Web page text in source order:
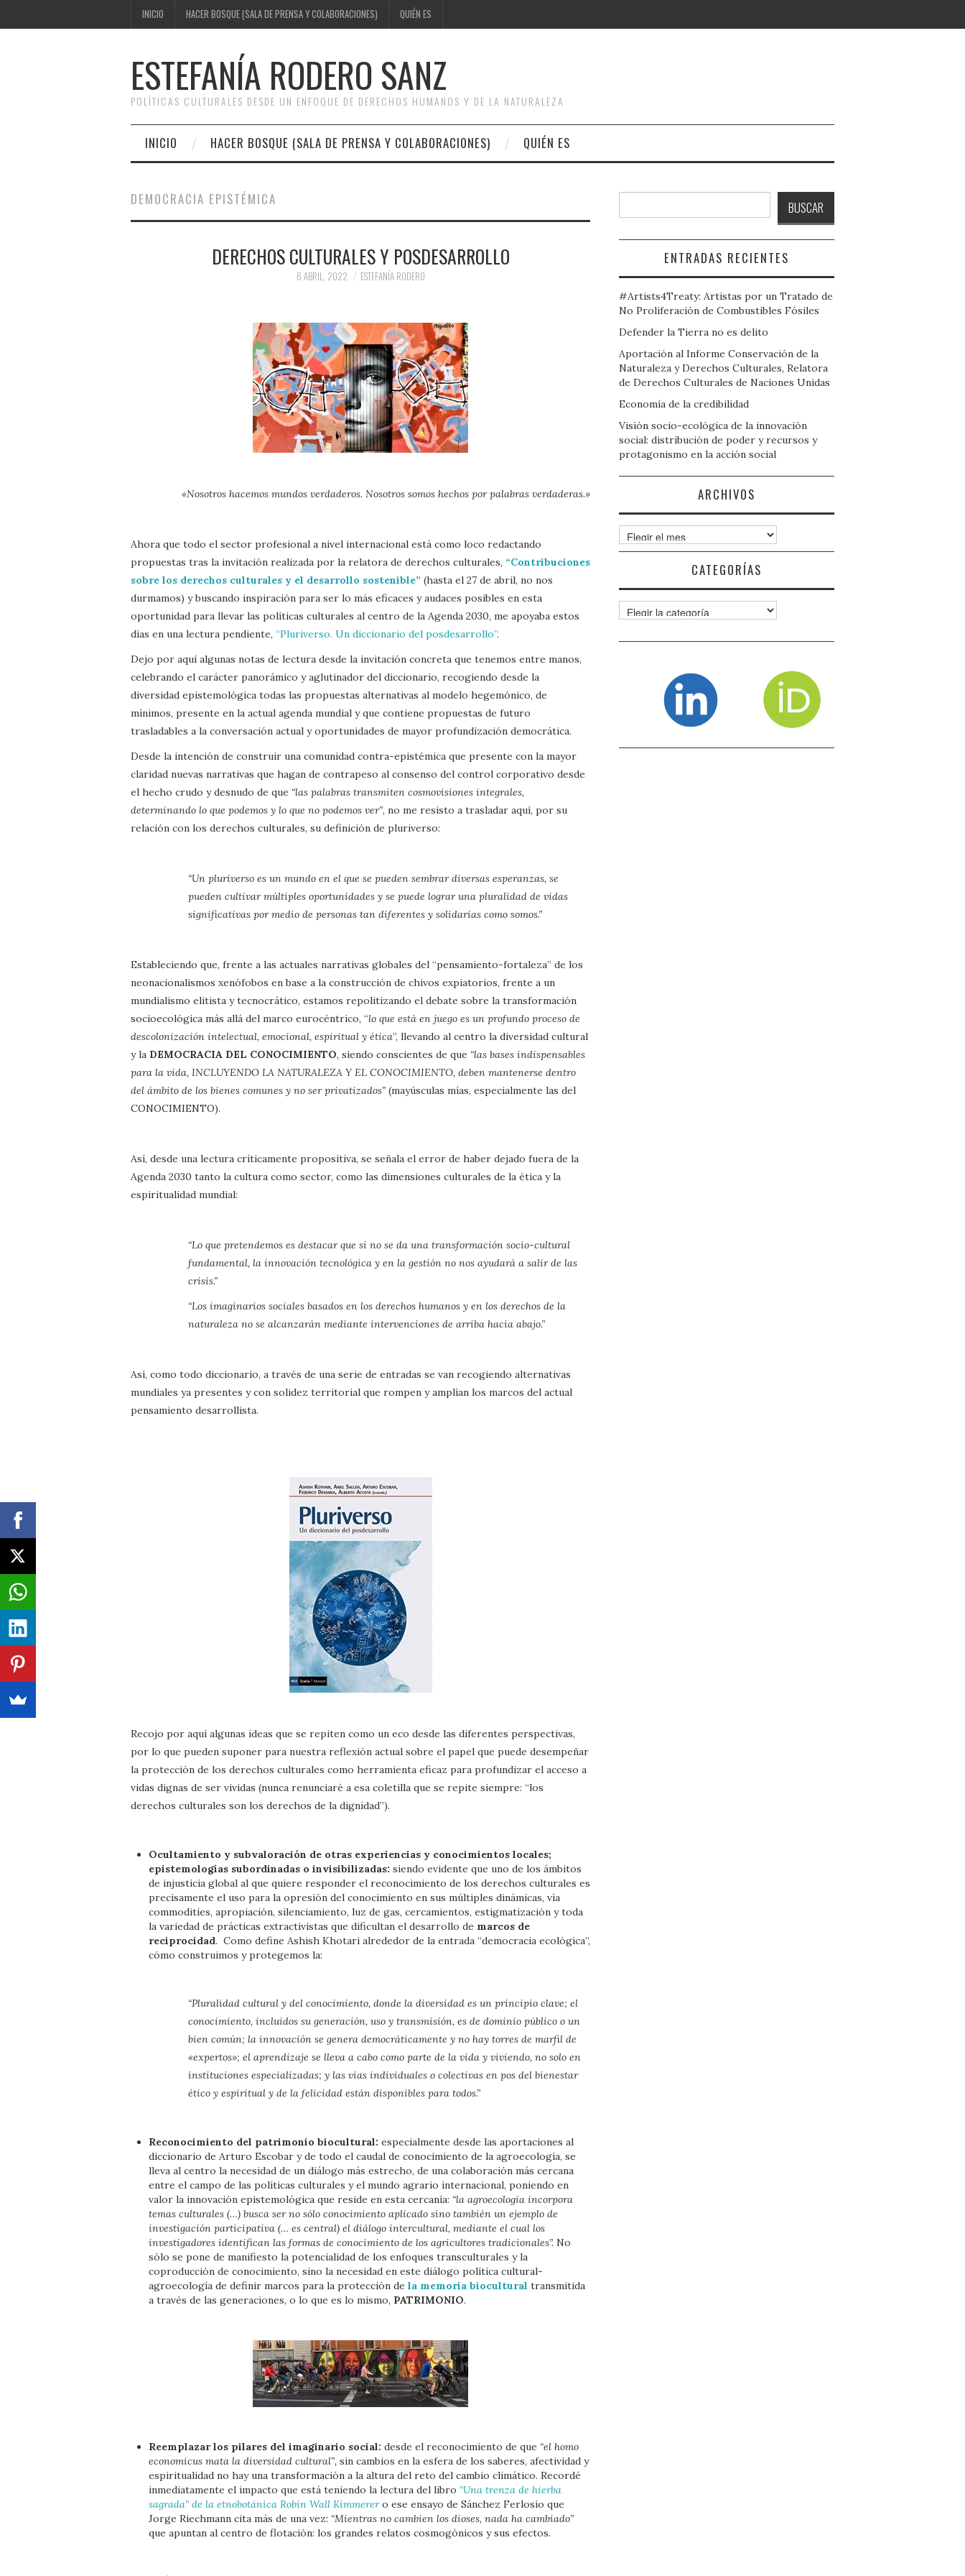
INICIO HACER BOSQUE (SALA DE PRENSA Y COLABORACIONES) QUIÉN ES
ESTEFANÍA RODERO SANZ
POLÍTICAS CULTURALES DESDE UN ENFOQUE DE DERECHOS HUMANOS Y DE LA NATURALEZA
INICIO HACER BOSQUE (SALA DE PRENSA Y COLABORACIONES) QUIÉN ES
DEMOCRACIA EPISTÉMICA
DERECHOS CULTURALES Y POSDESARROLLO
6 ABRIL, 2022 ESTEFANÍA RODERO
«Nosotros hacemos mundos verdaderos. Nosotros somos hechos por palabras verdaderas.»
Ahora que todo el sector profesional a nivel internacional está como loco redactando
propuestas tras la invitación realizada por la relatora de derechos culturales, “Contribuciones
sobre los derechos culturales y el desarrollo sostenible” (hasta el 27 de abril, no nos
durmamos) y buscando inspiración para ser lo más eficaces y audaces posibles en esta
oportunidad para llevar las políticas culturales al centro de la Agenda 2030, me apoyaba estos
días en una lectura pendiente, “Pluriverso. Un diccionario del posdesarrollo”.
Dejo por aquí algunas notas de lectura desde la invitación concreta que tenemos entre manos,
celebrando el carácter panorámico y aglutinador del diccionario, recogiendo desde la
diversidad epistemológica todas las propuestas alternativas al modelo hegemónico, de
mínimos, presente en la actual agenda mundial y que contiene propuestas de futuro
trasladables a la conversación actual y oportunidades de mayor profundización democrática.
Desde la intención de construir una comunidad contra-epistémica que presente con la mayor
claridad nuevas narrativas que hagan de contrapeso al consenso del control corporativo desde
el hecho crudo y desnudo de que “las palabras transmiten cosmovisiones integrales,
determinando lo que podemos y lo que no podemos ver”, no me resisto a trasladar aquí, por su
relación con los derechos culturales, su definición de pluriverso:
“Un pluriverso es un mundo en el que se pueden sembrar diversas esperanzas, se
pueden cultivar múltiples oportunidades y se puede lograr una pluralidad de vidas
significativas por medio de personas tan diferentes y solidarias como somos.”
Estableciendo que, frente a las actuales narrativas globales del “pensamiento-fortaleza” de los
neonacionalismos xenófobos en base a la construcción de chivos expiatorios, frente a un
mundialismo elitista y tecnocrático, estamos repolitizando el debate sobre la transformación
socioecológica más allá del marco eurocéntrico, “lo que está en juego es un profundo proceso de
descolonización intelectual, emocional, espiritual y ética”, llevando al centro la diversidad cultural
y la DEMOCRACIA DEL CONOCIMIENTO, siendo conscientes de que “las bases indispensables
para la vida, INCLUYENDO LA NATURALEZA Y EL CONOCIMIENTO, deben mantenerse dentro
del ámbito de los bienes comunes y no ser privatizados” (mayúsculas mías, especialmente las del
CONOCIMIENTO).
Así, desde una lectura críticamente propositiva, se señala el error de haber dejado fuera de la
Agenda 2030 tanto la cultura como sector, como las dimensiones culturales de la ética y la
espiritualidad mundial:
“Lo que pretendemos es destacar que si no se da una transformación socio-cultural
fundamental, la innovación tecnológica y en la gestión no nos ayudará a salir de las
crisis.”
“Los imaginarios sociales basados en los derechos humanos y en los derechos de la
naturaleza no se alcanzarán mediante intervenciones de arriba hacia abajo.”
Así, como todo diccionario, a través de una serie de entradas se van recogiendo alternativas
mundiales ya presentes y con solidez territorial que rompen y amplían los marcos del actual
pensamiento desarrollista.
Recojo por aquí algunas ideas que se repiten como un eco desde las diferentes perspectivas,
por lo que pueden suponer para nuestra reflexión actual sobre el papel que puede desempeñar
la protección de los derechos culturales como herramienta eficaz para profundizar el acceso a
vidas dignas de ser vividas (nunca renunciaré a esa coletilla que se repite siempre: “los
derechos culturales son los derechos de la dignidad”).
Ocultamiento y subvaloración de otras experiencias y conocimientos locales;
epistemologías subordinadas o invisibilizadas: siendo evidente que uno de los ámbitos
de injusticia global al que quiere responder el reconocimiento de los derechos culturales es
precisamente el uso para la opresión del conocimiento en sus múltiples dinámicas, vía
commodities, apropiación, silenciamiento, luz de gas, cercamientos, estigmatización y toda
la variedad de prácticas extractivistas que dificultan el desarrollo de marcos de
reciprocidad. Como define Ashish Khotari alrededor de la entrada “democracia ecológica”,
cómo construimos y protegemos la:
“Pluralidad cultural y del conocimiento, donde la diversidad es un principio clave; el
conocimiento, incluidos su generación, uso y transmisión, es de dominio público o un
bien común; la innovación se genera democráticamente y no hay torres de marfil de
«expertos»; el aprendizaje se lleva a cabo como parte de la vida y viviendo, no solo en
instituciones especializadas; y las vías individuales o colectivas en pos del bienestar
ético y espiritual y de la felicidad están disponibles para todos.”
Reconocimiento del patrimonio biocultural: especialmente desde las aportaciones al
diccionario de Arturo Escobar y de todo el caudal de conocimiento de la agroecología, se
lleva al centro la necesidad de un diálogo más estrecho, de una colaboración más cercana
entre el campo de las políticas culturales y el mundo agrario internacional, poniendo en
valor la innovación epistemológica que reside en esta cercanía: “la agroecología incorpora
temas culturales (…) busca ser no sólo conocimiento aplicado sino también un ejemplo de
investigación participativa (… es central) el diálogo intercultural, mediante el cual los
investigadores identifican las formas de conocimiento de los agricultores tradicionales”. No
sólo se pone de manifiesto la potencialidad de los enfoques transculturales y la
coproducción de conocimiento, sino la necesidad en este diálogo política cultural-
agroecología de definir marcos para la protección de la memoria biocultural transmitida
a través de las generaciones, o lo que es lo mismo, PATRIMONIO.
Reemplazar los pilares del imaginario social: desde el reconocimiento de que “el homo
economicus mata la diversidad cultural”, sin cambios en la esfera de los saberes, afectividad y
espiritualidad no hay una transformación a la altura del reto del cambio climático. Recordé
inmediatamente el impacto que está teniendo la lectura del libro “Una trenza de hierba
sagrada” de la etnobotánica Robin Wall Kimmerero ese ensayo de Sánchez Ferlosio que
Jorge Riechmann cita más de una vez: “Mientras no cambien los dioses, nada ha cambiado”
que apuntan al centro de flotación: los grandes relatos cosmogónicos y sus efectos.
BUSCAR
ENTRADAS RECIENTES
#Artists4Treaty: Artistas por un Tratado de
No Proliferación de Combustibles Fósiles
Defender la Tierra no es delito
Aportación al Informe Conservación de la
Naturaleza y Derechos Culturales, Relatora
de Derechos Culturales de Naciones Unidas
Economía de la credibilidad
Visión socio-ecológica de la innovación
social: distribución de poder y recursos y
protagonismo en la acción social
ARCHIVOS
Archivos
CATEGORÍAS
Categorías